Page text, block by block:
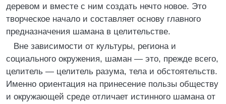
деревом и вместе с ним создать нечто новое. Это
творческое начало и составляет основу главного
предназначения шамана в целительстве.
Вне зависимости от культуры, региона и
социального окружения, шаман — это, прежде всего,
целитель — целитель разума, тела и обстоятельств.
Именно ориентация на принесение пользы обществу
и окружающей среде отличает истинного шамана от